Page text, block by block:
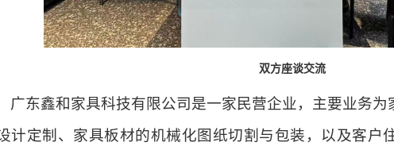
双方座谈交流
广东鑫和家具科技有限公司是一家民营企业，主要业务
计定制、家具板材的机械化图纸切割与包装，以及客户